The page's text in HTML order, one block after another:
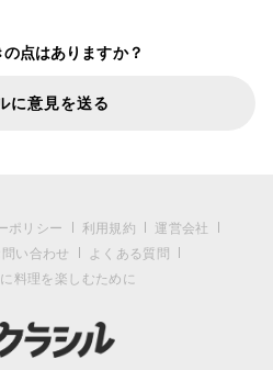
点はありますか？
に意見を送る
ポリシー 利用規約
運営会社
い合わせ
よくある質問
料理を楽しむために